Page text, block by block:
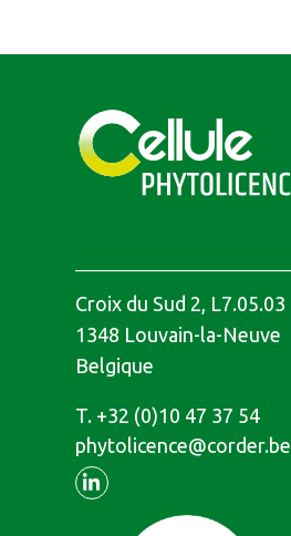
Croix du Sud 2, L7.05.03
1348 Louvain-la-Neuve
Belgique
T.Téléphone
+32 (0)10 47 37 54
phytolicence@corder.be
Linkedin